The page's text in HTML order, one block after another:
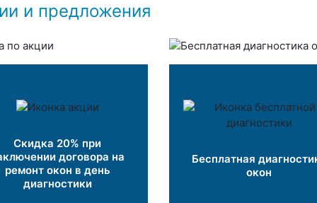
и предложения
Скидка 20% при
договора на
ремонт окон в день
диагностики
Бесплатная
окон